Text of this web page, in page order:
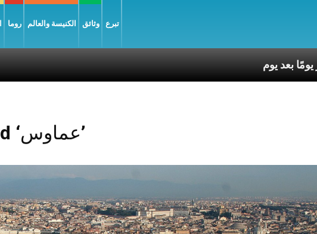
روما الكنيسة والعالم وثائق تبرع
Posts Tagged ‘عماوس’